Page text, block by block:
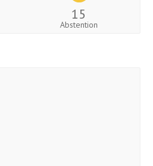
15
Abstention